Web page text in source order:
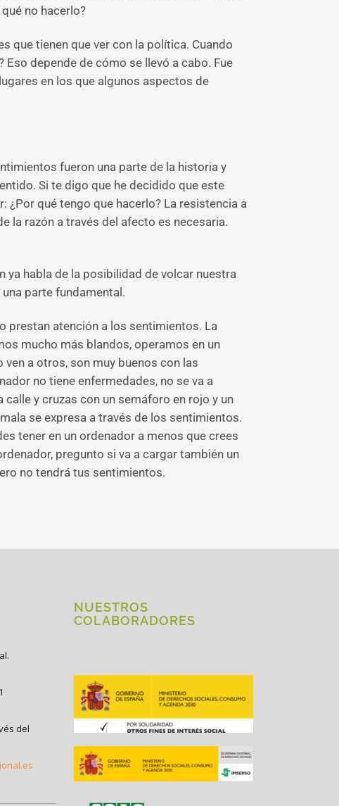
no hacerlo?
que tienen que ver con la política. Cuando
depende de cómo se llevó a cabo. Fue
en los que algunos aspectos de
fueron una parte de la historia y
Si te digo que he decidido que este
¿Por qué tengo que hacerlo? La resistencia a
la razón a través del afecto es necesaria.
ya habla de la posibilidad de volcar nuestra
parte fundamental.
prestan atención a los sentimientos. La
mucho más blandos, operamos en un
ven a otros, son muy buenos con las
no tiene enfermedades, no se va a
y cruzas con un semáforo en rojo y un
se expresa a través de los sentimientos.
tener en un ordenador a menos que crees
pregunto si va a cargar también un
no tendrá tus sentimientos.
del
NUESTROS
COLABORADORES